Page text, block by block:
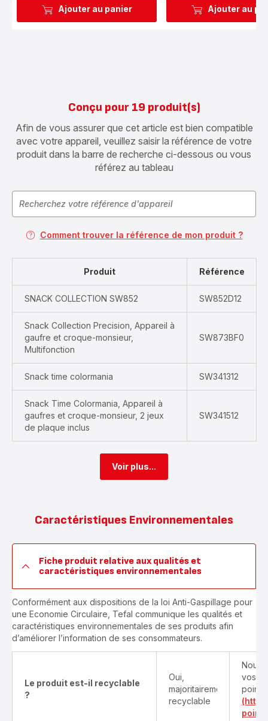
Ajouter au panier Ajouter au
Conçu pour 19 produit(s)
Afin de vous assurer que cet article est bien compatible
avec votre appareil, veuillez saisir la référence de votre
produit dans la barre de recherche ci-dessous ou vous
référez au tableau
Comment trouver la référence de mon produit ?
Produit Référence
SNACK COLLECTION SW852 SW852D12
Snack Collection Precision, Appareil à
gaufre et croque-monsieur,
Multifonction
SW873BF0
Snack time colormania SW341312
Snack Time Colormania, Appareil à
gaufres et croque-monsieur, 2 jeux
de plaque inclus
SW341512
Voir plus...
Caractéristiques Environnementales
Fiche produit relative aux qualités et
caractéristiques environnementales
Conformément aux dispositions de la loi Anti-Gaspillage pour
une Economie Circulaire, Tefal communique les qualités et
caractéristiques environnementales de ses produits afin
d’améliorer l’information de ses consommateurs.
Le produit est-il recyclable
?
Oui,
majoritairement
recyclable
Nous
vos